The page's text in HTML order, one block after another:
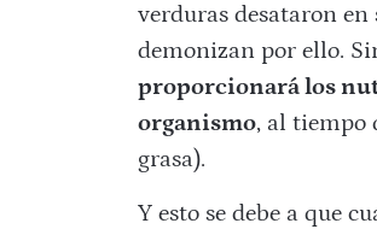
verduras desataron
demonizan por ello.
proporcionará los
organismo, al tiempo
grasa).
Y esto se debe a que